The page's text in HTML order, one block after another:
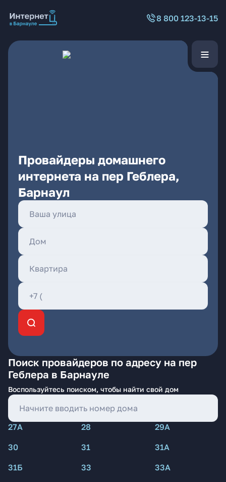
8 800 123-13-15
Провайдеры домашнего
интернета на пер Геблера,
Барнаул
Поиск провайдеров по адресу на пер
Геблера в Барнауле
Воспользуйтесь поиском, чтобы найти свой дом
27А 28
29А
30
31
31А
31Б
33
33А